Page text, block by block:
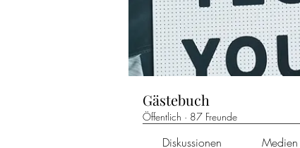
Gästebuch
Öffentlich · 87 Freunde
Diskussionen Medien